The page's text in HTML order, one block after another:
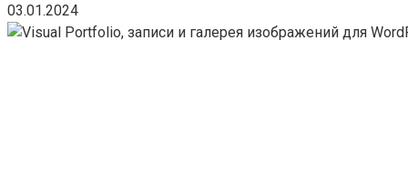
03.01.2024